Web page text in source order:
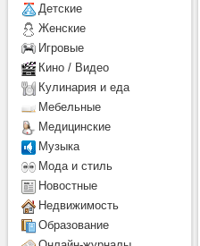
Детcкие
Женские
Игровые
Кино / Видео
Кулинария и еда
Мебельные
Медицинские
Музыка
Мода и стиль
Новостные
Недвижимость
Образование